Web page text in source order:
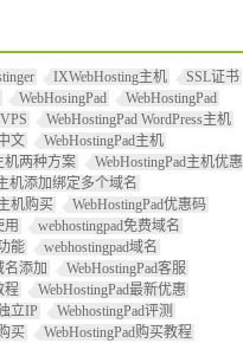
IXWebHosting主机
SSL证书
WebHosingPad
WebHostingPad
WebHostingPad WordPress主机
文
WebHostingPad主机
机两种方案
WebHostingPad主机优惠
机添加绑定多个域名
机购买
WebHostingPad优惠码
用
webhostingpad免费域名
能
webhostingpad域名
名添加
WebHostingPad客服
程
WebHostingPad最新优惠
立IP
WebhostingPad评测
买
WebHostingPad购买教程